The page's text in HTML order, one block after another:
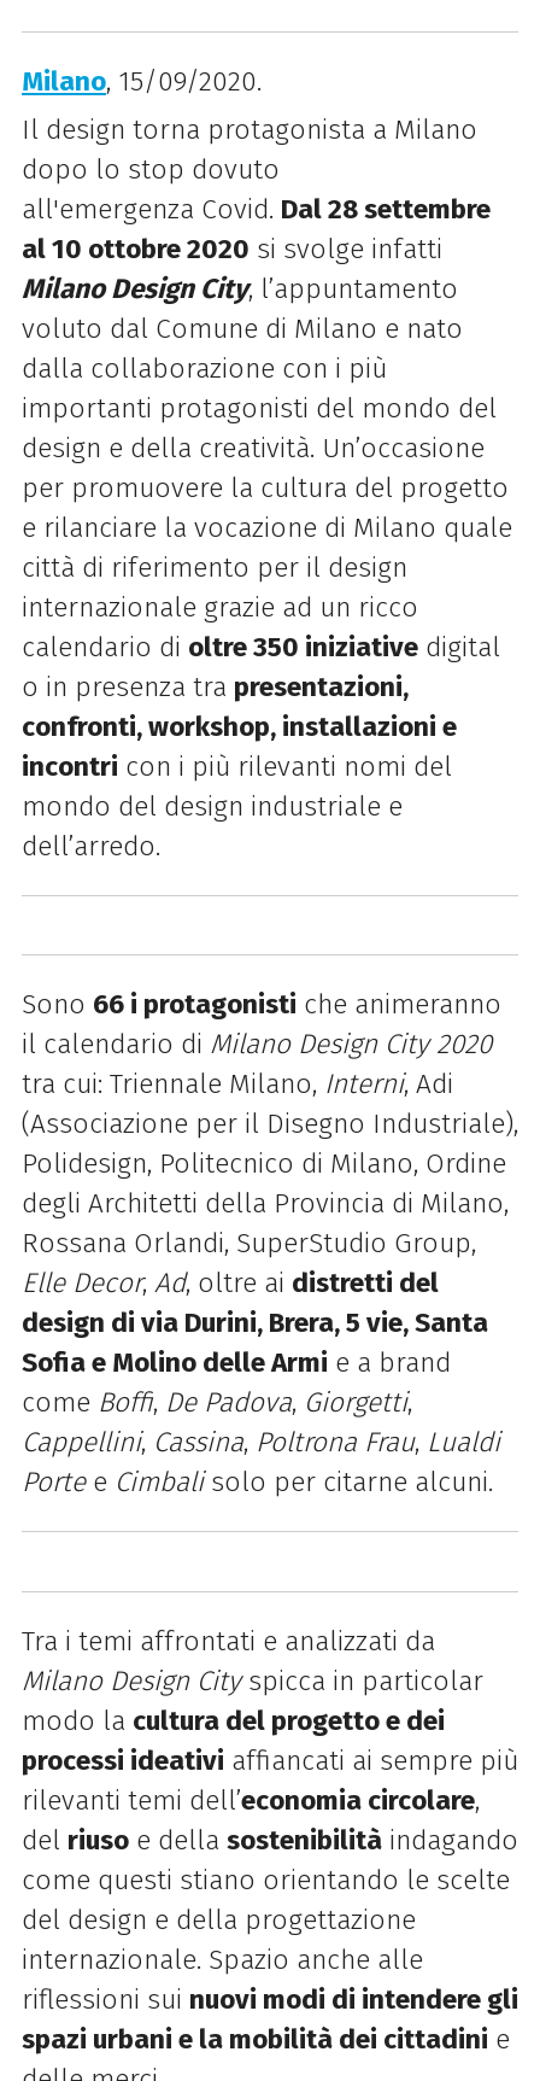
Milano, 15/09/2020.
Il design torna protagonista a Milano
dopo lo stop dovuto
all'emergenza Covid. Dal 28 settembre
al 10 ottobre 2020 si svolge infatti
Milano Design City, l’appuntamento
voluto dal Comune di Milano e nato
dalla collaborazione con i più
importanti protagonisti del mondo del
design e della creatività. Un’occasione
per promuovere la cultura del progetto
e rilanciare la vocazione di Milano quale
città di riferimento per il design
internazionale grazie ad un ricco
calendario di oltre 350 iniziativedigital
o in presenza tra presentazioni,
confronti, workshop, installazioni e
incontri con i più rilevanti nomi del
mondo del design industriale e
dell’arredo.
Sono 66 i protagonisti che animeranno
il calendario di Milano Design City 2020
tra cui: Triennale Milano, Interni, Adi
(Associazione per il Disegno Industriale),
Polidesign, Politecnico di Milano, Ordine
degli Architetti della Provincia di Milano,
Rossana Orlandi, SuperStudio Group,
Elle Decor, Ad, oltre ai distretti del
design di via Durini, Brera, 5 vie, Santa
Sofia e Molino delle Armi e a brand
come Boffi, De Padova, Giorgetti,
Cappellini, Cassina, Poltrona Frau, Lualdi
Portee Cimbalisolo per citarne alcuni.
Tra i temi affrontati e analizzati da
Milano Design Cityspicca in particolar
modo la cultura del progetto e dei
processi ideativi affiancati ai sempre più
rilevanti temi dell’economia circolare,
del riusoe della sostenibilitàindagando
come questi stiano orientando le scelte
del design e della progettazione
internazionale. Spazio anche alle
riflessioni sui nuovi modi di intendere gli
spazi urbani e la mobilità dei cittadini e